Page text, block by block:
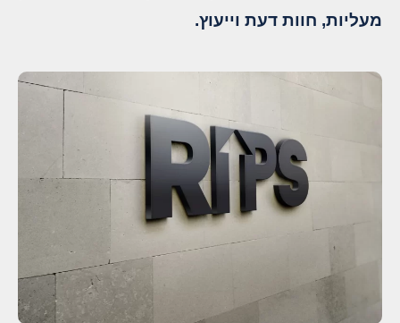
מעליות, חוות דעת וייעוץ.